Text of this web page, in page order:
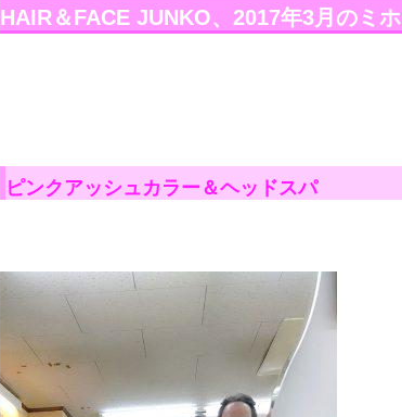
HAIR＆FACE JUNKO、2017年3月のミホ
ピンクアッシュカラー＆ヘッドスパ